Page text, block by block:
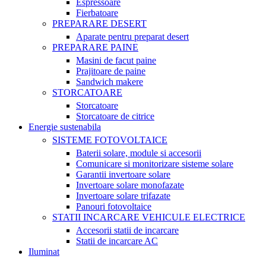
Espressoare
Fierbatoare
PREPARARE DESERT
Aparate pentru preparat desert
PREPARARE PAINE
Masini de facut paine
Prajitoare de paine
Sandwich makere
STORCATOARE
Storcatoare
Storcatoare de citrice
Energie sustenabila
SISTEME FOTOVOLTAICE
Baterii solare, module si accesorii
Comunicare si monitorizare sisteme solare
Garantii invertoare solare
Invertoare solare monofazate
Invertoare solare trifazate
Panouri fotovoltaice
STATII INCARCARE VEHICULE ELECTRICE
Accesorii statii de incarcare
Statii de incarcare AC
Iluminat